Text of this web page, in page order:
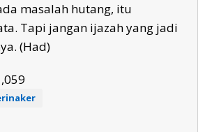
masalah hutang, itu
Tapi jangan ijazah yang jadi
(Had)